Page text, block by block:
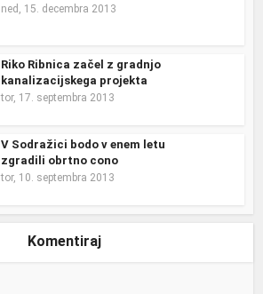
ned, 15. decembra 2013
Riko Ribnica začel z gradnjo
kanalizacijskega projekta
tor, 17. septembra 2013
V Sodražici bodo v enem letu
zgradili obrtno cono
tor, 10. septembra 2013
Komentiraj